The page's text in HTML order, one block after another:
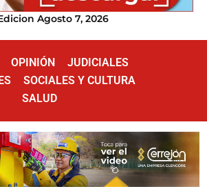
Agosto 7, 2026
OPINIÓN
JUDICIALES
SOCIALES Y CULTURA
SALUD